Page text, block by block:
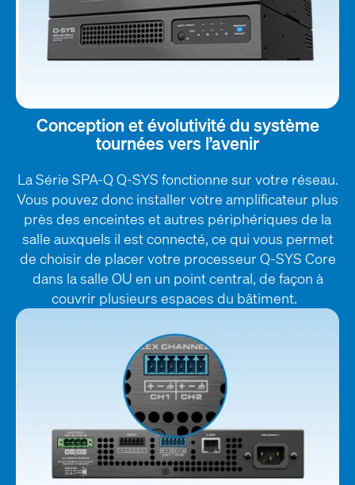
Conception et évolutivité du système
tournées vers l’avenir
La Série SPA-Q Q-SYS fonctionne sur votre réseau.
Vous pouvez donc installer votre amplificateur plus
près des enceintes et autres périphériques de la
salle auxquels il est connecté, ce qui vous permet
de choisir de placer votre processeur Q-SYS Core
dans la salle OU en un point central, de façon à
couvrir plusieurs espaces du bâtiment.